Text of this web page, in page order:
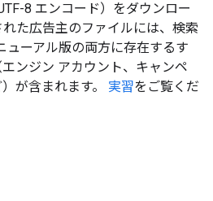
8 エンコード）をダウンロー
た広告主のファイルには、検索
ューアル版の両方に存在するす
ンジン アカウント、キャンペ
が含まれます。 実習をご覧くだ